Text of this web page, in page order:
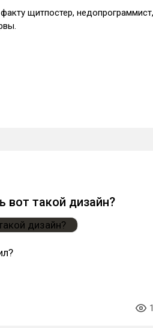
щитпостер, недопрограммист,
вот такой дизайн?